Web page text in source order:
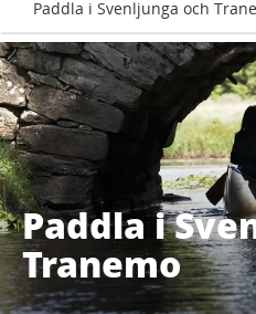
Paddla i Svenljunga och
Paddla i
Tranemo